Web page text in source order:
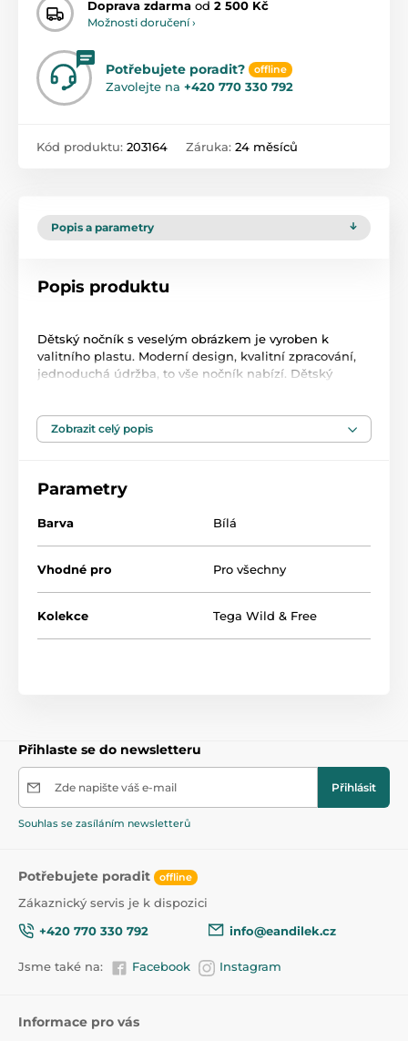
Doprava zdarma od 2 500 Kč
Možnosti doručení ›
Potřebujete poradit? offline
Zavolejte na +420 770 330 792
Kód produktu: 203164 Záruka: 24 měsíců
Popis a parametry
Popis produktu
Dětský nočník s veselým obrázkem je vyroben k
valitního plastu. Moderní design, kvalitní zpracování,
jednoduchá údržba, to vše nočník nabízí. Dětský
záchod jako dospělý. Vnitřní část lze vyndat a umýt. Je
to velmi praktický pomocník v péči o miminko. Je
Protiskluzové nožičky zaručují bezpečné používání.
dxvxš cca 38x23x25 cm. Certifikát TÜV Rheinland.
Zobrazit celý popis
Parametry
Barva Bílá
Vhodné pro Pro všechny
Kolekce Tega Wild & Free
Přihlaste se do newsletteru
Zde napište váš e-mail Přihlásit
Souhlas se zasíláním newsletterů
Potřebujete poradit offline
Zákaznický servis je k dispozici
+420 770 330 792
info@eandilek.cz
Jsme také na: Facebook Instagram
Informace pro vás